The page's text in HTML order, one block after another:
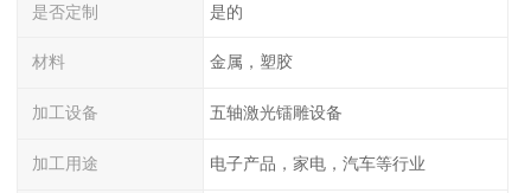
是否定制 是的
材料 金属，塑胶
加工设备 五轴激光镭雕设备
加工用途 电子产品，家电，汽车等行业